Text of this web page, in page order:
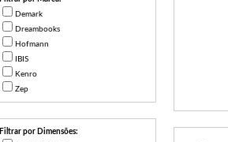
Demark
Dreambooks
Hofmann
IBIS
Kenro
Zep
Filtrar por Dimensões: